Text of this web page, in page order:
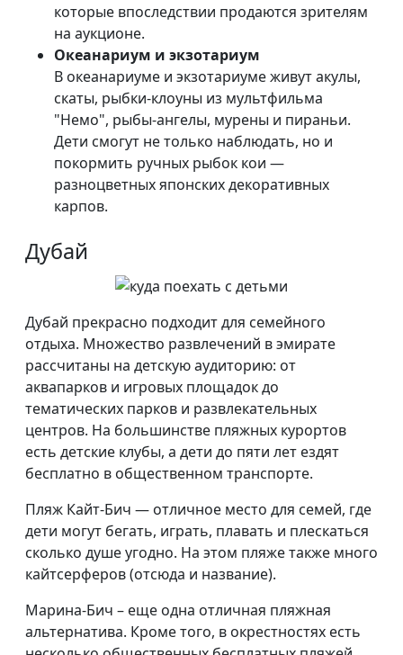
которые впоследствии продаются зрителям
на аукционе.
Океанариум и экзотариум
В океанариуме и экзотариуме живут акулы,
скаты, рыбки-клоуны из мультфильма
"Немо", рыбы-ангелы, мурены и пираньи.
Дети смогут не только наблюдать, но и
покормить ручных рыбок кои —
разноцветных японских декоративных
карпов.
Дубай
Дубай прекрасно подходит для семейного
отдыха. Множество развлечений в эмирате
рассчитаны на детскую аудиторию: от
аквапарков и игровых площадок до
тематических парков и развлекательных
центров. На большинстве пляжных курортов
есть детские клубы, а дети до пяти лет ездят
бесплатно в общественном транспорте.
Пляж Кайт-Бич — отличное место для семей, где
дети могут бегать, играть, плавать и плескаться
сколько душе угодно. На этом пляже также много
кайтсерферов (отсюда и название).
Марина-Бич – еще одна отличная пляжная
альтернатива. Кроме того, в окрестностях есть